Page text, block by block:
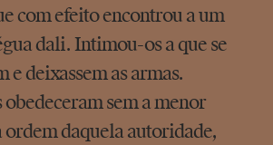
com efeito encontrou a um
dali. Intimou-os a que se
e deixassem as armas.
obedeceram sem a menor
daquela autoridade,